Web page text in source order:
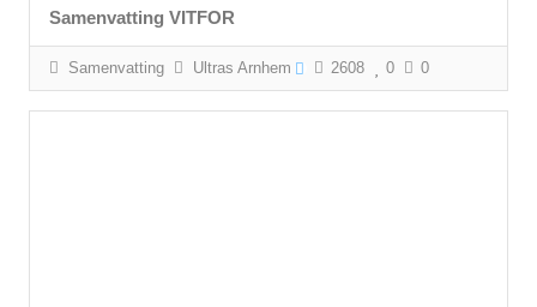
Samenvatting VITFOR
Samenvatting Ultras Arnhem 2608 0 0